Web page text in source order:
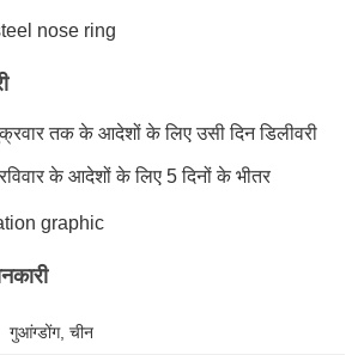
तक के आदेशों के लिए उसी दिन डिलीवरी
के आदेशों के लिए 5 दिनों के भीतर
गुआंग्डोंग, चीन